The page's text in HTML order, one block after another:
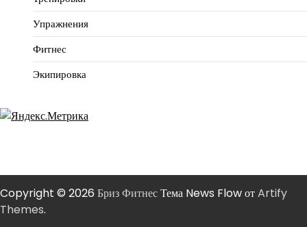
Упражнения
Фитнес
Экипировка
Copyright © 2026 Бриз ФитнесТема News Flow отArtify
Themes.